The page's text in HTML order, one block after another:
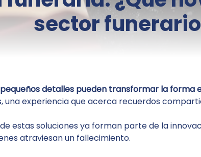
sector
detalles pueden transformar la forma
experiencia que acerca recuerdos
estas soluciones ya forman parte de la
atraviesan un fallecimiento.